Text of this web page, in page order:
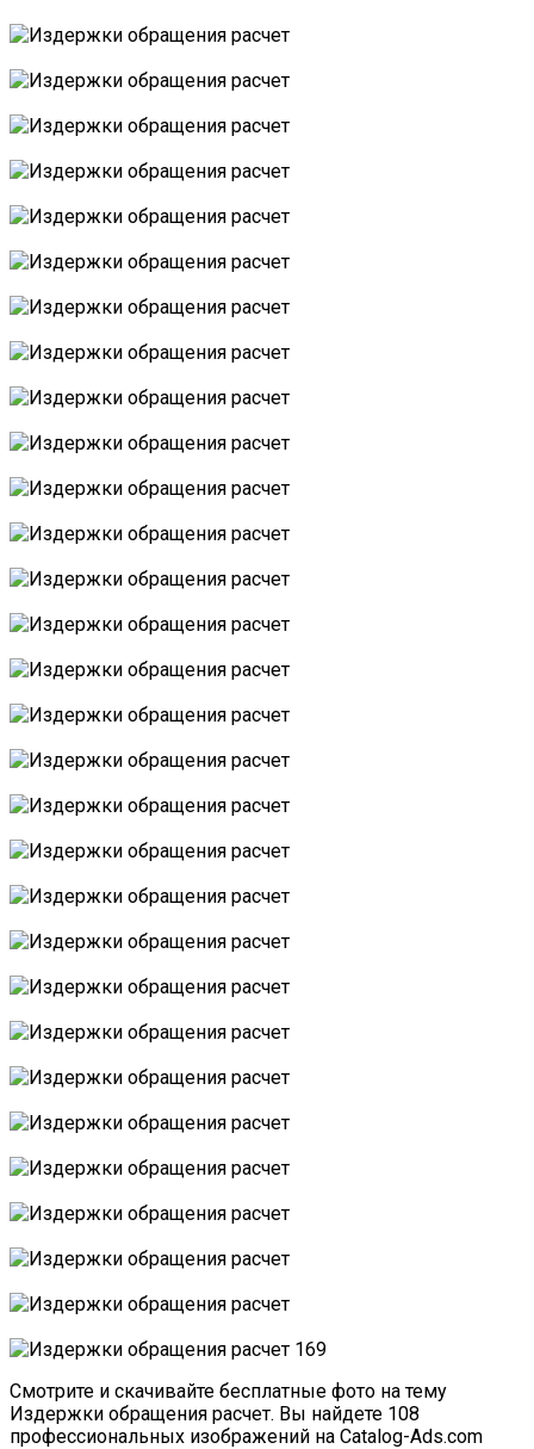
Смотрите и скачивайте бесплатные фото на тему
Издержки обращения расчет. Вы найдете 108
профессиональных изображений на Catalog-Ads.com